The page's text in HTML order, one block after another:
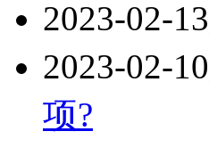
2023-02-13
2023-02-10
项?